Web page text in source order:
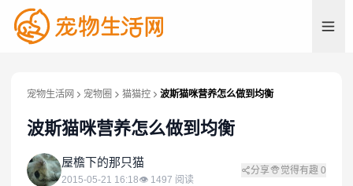
宠物生活网 宠物圈 猫猫控 波斯猫咪营养怎么做到均衡
波斯猫咪营养怎么做到均衡
屋 屋檐下的那只猫
2015-05-21 16:18👁 1497 阅读
分享 觉得有趣 0